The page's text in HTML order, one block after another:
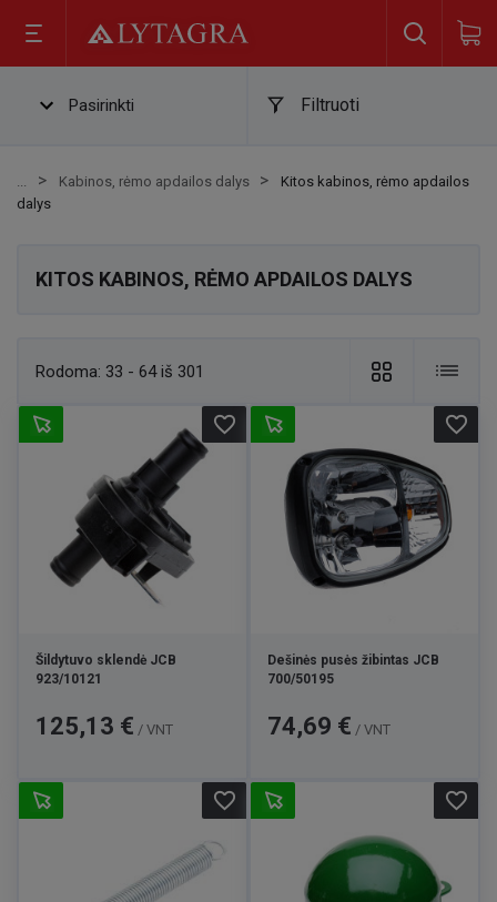
Pasirinkti Filtruoti
Kabinos, rėmo apdailos dalys
Kitos kabinos, rėmo apdailos
dalys
KITOS KABINOS, RĖMO APDAILOS DALYS
Rodoma: 33 - 64 iš 301
Šildytuvo sklendė JCB
923/10121
Kaina
125,13 € / VNT
favorite_border
Dešinės pusės žibintas JCB
700/50195
Kaina
74,69 € / VNT
favorite_border
favorite_border favorite_border